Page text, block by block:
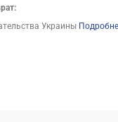
Украины